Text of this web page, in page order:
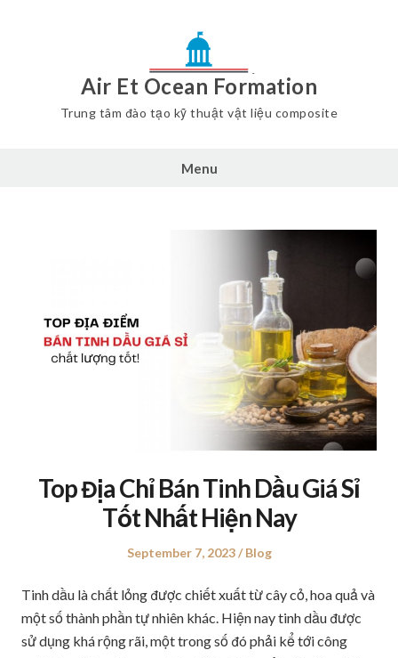
Air Et Ocean Formation
Trung tâm đào tạo kỹ thuật vật liệu composite
Menu
Top Địa Chỉ Bán Tinh Dầu Giá Sỉ
Tốt Nhất Hiện Nay
Posted
September 7, 2023
Posted
Blog
Tinh dầu là chất lỏng được chiết xuất từ cây cỏ, hoa quả và
một số thành phần tự nhiên khác. Hiện nay tinh dầu được
sử dụng khá rộng rãi, một trong số đó phải kể tới công